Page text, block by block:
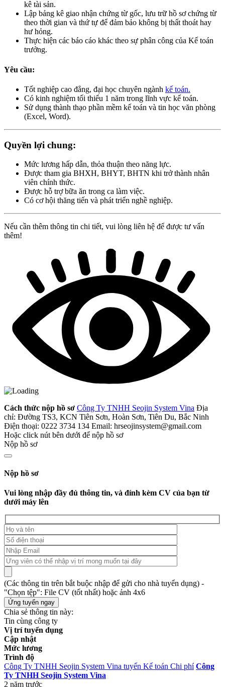
kê tài sản.
Lập bảng kê giao nhận chứng từ gốc, lưu trữ hồ sơ chứng từ
theo thời gian và thứ tự để đảm bảo không bị thất thoát hay
hư hỏng.
Thực hiện các báo cáo khác theo sự phân công của Kế toán
trưởng.
Yêu cầu:
Tốt nghiệp cao đẳng, đại học chuyên ngành kế toán.
Có kinh nghiệm tối thiểu 1 năm trong lĩnh vực kế toán.
Sử dụng thành thạo phần mềm kế toán và tin học văn phòng
(Excel, Word).
Quyền lợi chung:
Mức lương hấp dẫn, thỏa thuận theo năng lực.
Được tham gia BHXH, BHYT, BHTN khi trở thành nhân
viên chính thức.
Được hỗ trợ bữa ăn trong ca làm việc.
Có cơ hội thăng tiến và phát triển nghề nghiệp.
Nếu cần thêm thông tin chi tiết, vui lòng liên hệ để được tư vấn
thêm!
Cách thức nộp hồ sơ Công Ty TNHH Seojin System Vina Địa
chỉ: Đường TS3, KCN Tiên Sơn, Hoàn Sơn, Tiên Du, Bắc Ninh
Điện thoại: 0222 3734 134 Email: hrseojinsystem@gmail.com
Hoặc click nút bên dưới để nộp hồ sơ
Nộp hồ sơ
Nộp hồ sơ
Vui lòng nhập đầy đủ thông tin, và đính kèm CV của bạn từ
dưới máy lên
(Các thông tin trên bắt buộc nhập để gửi cho nhà tuyển dụng) -
"Chọn tệp": File CV (tốt nhất) hoặc ảnh 4x6
Chia sẻ thông tin này:
Tin cùng công ty
Vị trí tuyển dụng
Cập nhật
Mức lương
Trình độ
Công Ty TNHH Seojin System Vina tuyển Kế toán Chi phí Công
Ty TNHH Seojin System Vina
2 năm trước